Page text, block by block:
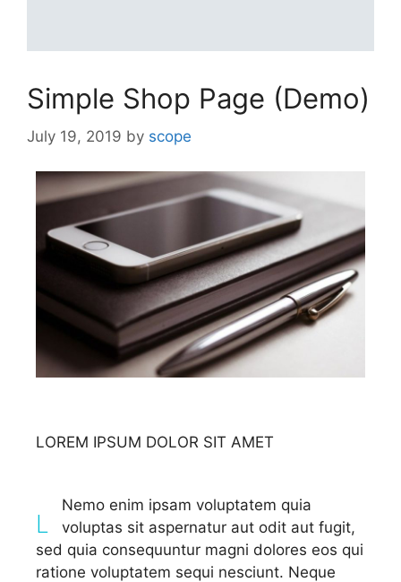
Simple Shop Page (Demo)
July 19, 2019 by scope
LOREM IPSUM DOLOR SIT AMET
L
Nemo enim ipsam voluptatem quia
voluptas sit aspernatur aut odit aut fugit,
sed quia consequuntur magni dolores eos qui
ratione voluptatem sequi nesciunt. Neque